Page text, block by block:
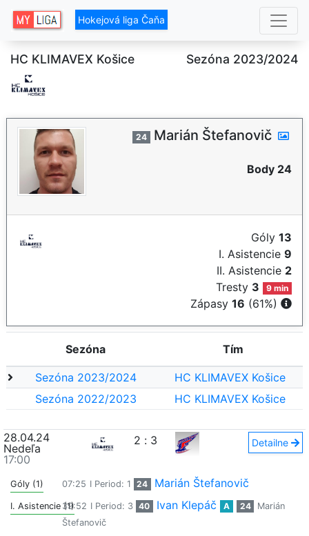
Hokejová liga Čaňa
HC KLIMAVEX Košice Sezóna 2023/2024
24 Marián Štefanovič
Body 24
Góly 13
I. Asistencie 9
II. Asistencie 2
Tresty 3 9 min
Zápasy 16 (61%)
Sezóna Tím
Sezóna 2023/2024
HC KLIMAVEX Košice
Sezóna 2022/2023
HC KLIMAVEX Košice
28.04.24
Nedeľa
17:00
2 : 3 Detailne
Góly (1) 07:25 I Period: 1 24 Marián Štefanovič
I. Asistencie (1)39:52 I Period: 3 40 Ivan Klepáč A 24
Marián
Štefanovič